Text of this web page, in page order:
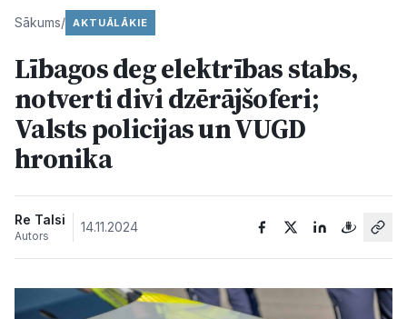
Ziņas
Sabiedrība
Kultūra
Sākums/ AKTUĀLĀKIE
Lībagos deg elektrības stabs,
notverti divi dzērājšoferi;
Valsts policijas un VUGD
hronika
Re Talsi
Autors
14.11.2024